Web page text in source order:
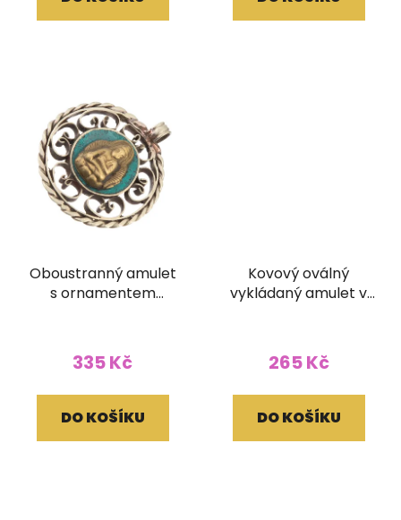
Oboustranný amulet
s ornamentem
335 Kč
DO KOŠÍKU
Kovový oválný
vykládaný amulet v
265 Kč
DO KOŠÍKU